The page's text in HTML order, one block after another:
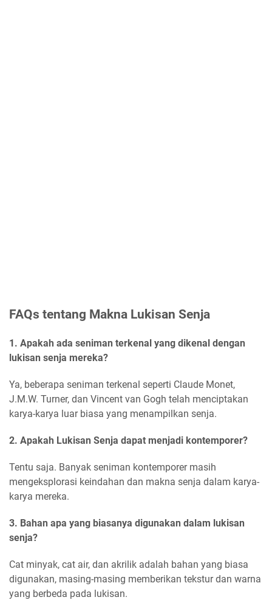
FAQs tentang Makna Lukisan Senja
1. Apakah ada seniman terkenal yang dikenal dengan
lukisan senja mereka?
Ya, beberapa seniman terkenal seperti Claude Monet,
J.M.W. Turner, dan Vincent van Gogh telah menciptakan
karya-karya luar biasa yang menampilkan senja.
2. Apakah Lukisan Senja dapat menjadi kontemporer?
Tentu saja. Banyak seniman kontemporer masih
mengeksplorasi keindahan dan makna senja dalam karya-
karya mereka.
3. Bahan apa yang biasanya digunakan dalam lukisan
senja?
Cat minyak, cat air, dan akrilik adalah bahan yang biasa
digunakan, masing-masing memberikan tekstur dan warna
yang berbeda pada lukisan.